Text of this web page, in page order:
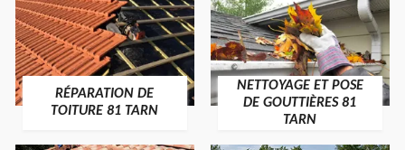
RÉPARATION DE
TOITURE 81 TARN
NETTOYAGE ET POSE
DE GOUTTIÈRES 81
TARN